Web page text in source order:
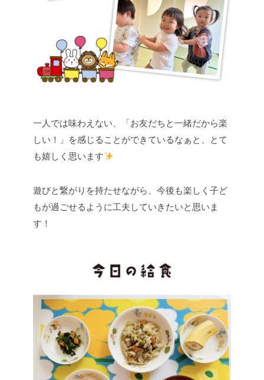
一人では味わえない、「お友だちと一緒だから楽
しい！」を感じることができているなぁと、とて
も嬉しく思います
遊びと繋がりを持たせながら、今後も楽しく子ど
もが過ごせるように工夫していきたいと思いま
す！